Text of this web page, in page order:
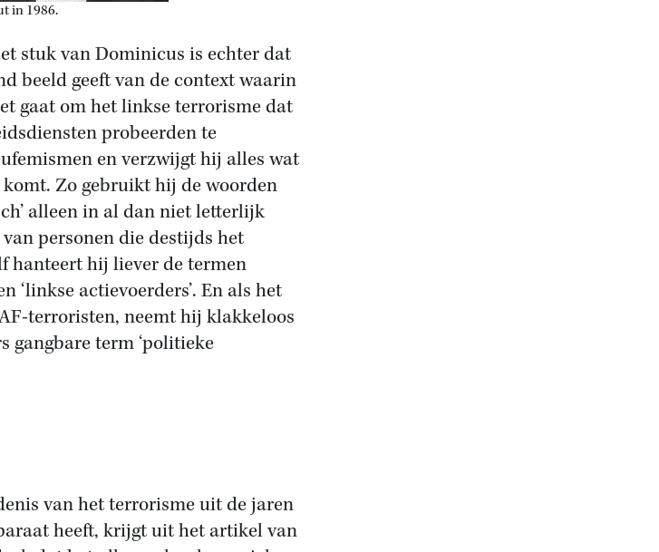
in 1986.
stuk van Dominicus is echter dat
beeld geeft van de context waarin
gaat om het linkse terrorisme dat
probeerden te
en verzwijgt hij alles wat
Zo gebruikt hij de woorden
alleen in al dan niet letterlijk
personen die destijds het
hanteert hij liever de termen
‘linkse actievoerders’. En als het
terroristen, neemt hij klakkeloos
gangbare term ‘politieke
van het terrorisme uit de jaren
heeft, krijgt uit het artikel van